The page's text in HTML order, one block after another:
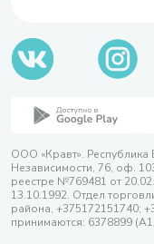
ООО «Кравт». Республика
Независимости, 76, оф.
реестре №769481 от
13.10.1992. Отдел
района, +375172151740;
принимаются: 6378899